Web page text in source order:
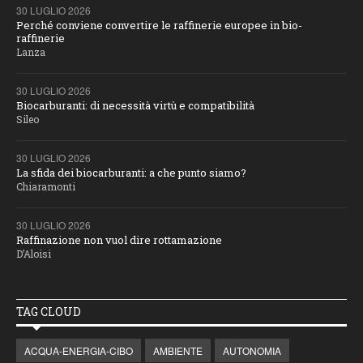
30 LUGLIO 2026
Perché conviene convertire le raffinerie europee in bio-
raffinerie
Lanza
30 LUGLIO 2026
Biocarburanti: di necessità virtù e compatibilità
Sileo
30 LUGLIO 2026
La sfida dei biocarburanti: a che punto siamo?
Chiaramonti
30 LUGLIO 2026
Raffinazione non vuol dire rottamazione
D’Aloisi
TAG CLOUD
ACQUA-ENERGIA-CIBO AMBIENTE AUTONOMIA